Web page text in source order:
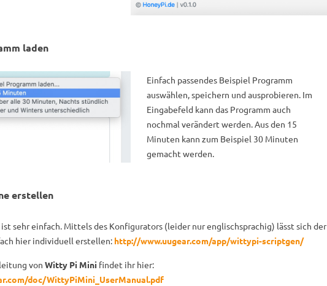
laden
Einfach passendes Beispiel Programm
auswählen, speichern und ausprobieren. Im
Eingabefeld kann das Programm auch
nochmal verändert werden. Aus den 15
Minuten kann zum Beispiel 30 Minuten
gemacht werden.
erstellen
sehr einfach. Mittels des Konfigurators (leider nur englischsprachig) lässt sich der
hier individuell erstellen: http://www.uugear.com/app/wittypi-scriptgen/
von Witty Pi Mini findet ihr hier:
doc/WittyPiMini_UserManual.pdf